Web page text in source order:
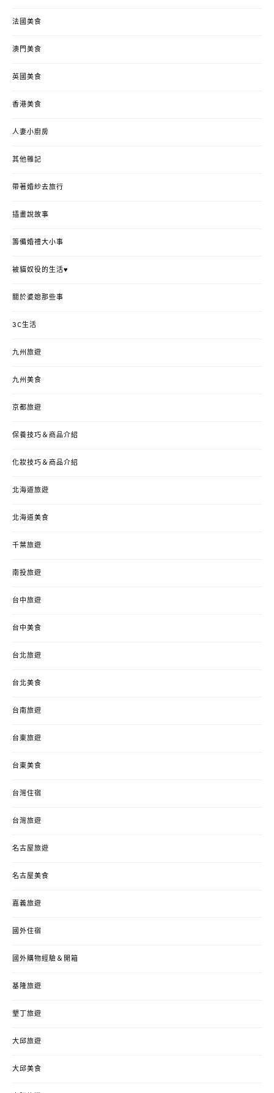
法國美食
澳門美食
英國美食
香港美食
人妻小廚房
其他雜記
帶著婚紗去旅行
插畫說故事
籌備婚禮大小事
被貓奴役的生活♥
關於婆媳那些事
3C生活
九州旅遊
九州美食
京都旅遊
保養技巧＆商品介紹
化妝技巧＆商品介紹
北海道旅遊
北海道美食
千葉旅遊
南投旅遊
台中旅遊
台中美食
台北旅遊
台北美食
台南旅遊
台東旅遊
台東美食
台灣住宿
台灣旅遊
名古屋旅遊
名古屋美食
嘉義旅遊
國外住宿
國外購物經驗＆開箱
基隆旅遊
墾丁旅遊
大邱旅遊
大邱美食